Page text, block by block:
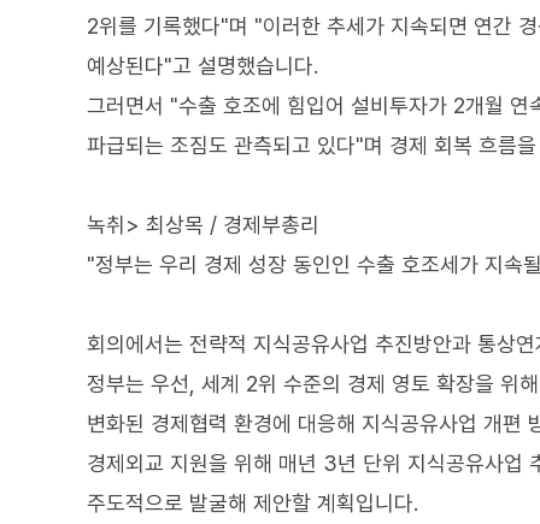
2위를 기록했다"며 "이러한 추세가 지속되면 연간
예상된다"고 설명했습니다.
그러면서 "수출 호조에 힘입어 설비투자가 2개월
파급되는 조짐도 관측되고 있다"며 경제 회복 흐름
녹취> 최상목 / 경제부총리
"정부는 우리 경제 성장 동인인 수출 호조세가 지속
회의에서는 전략적 지식공유사업 추진방안과 통상
정부는 우선, 세계 2위 수준의 경제 영토 확장을 위
변화된 경제협력 환경에 대응해 지식공유사업 개편
경제외교 지원을 위해 매년 3년 단위 지식공유사업
주도적으로 발굴해 제안할 계획입니다.